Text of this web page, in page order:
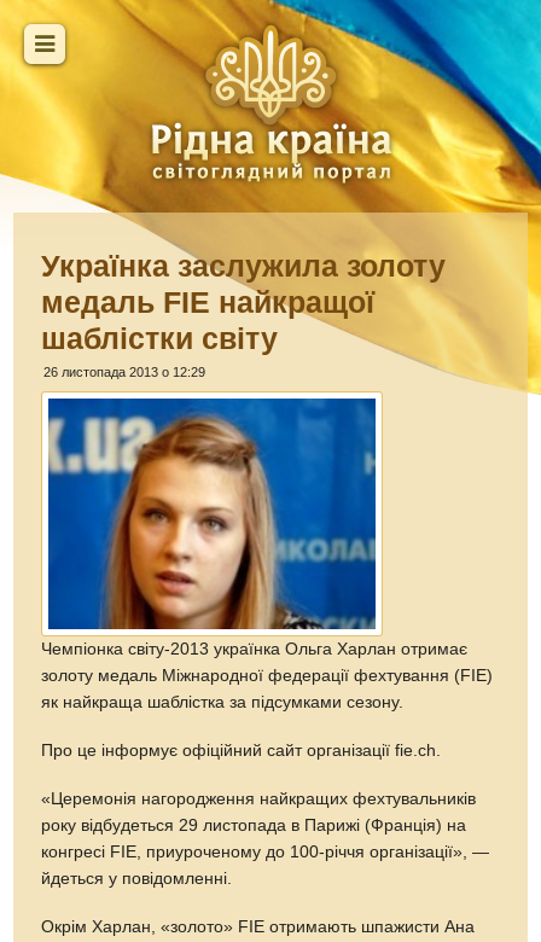
Українка заслужила золоту
медаль FIE найкращої
шаблістки світу
26 листопада 2013 о 12:29
Чемпіонка світу-2013 українка Ольга Харлан отримає
золоту медаль Міжнародної федерації фехтування (FIE)
як найкраща шаблістка за підсумками сезону.
Про це інформує офіційний сайт організації fie.ch.
«Церемонія нагородження найкращих фехтувальників
року відбудеться 29 листопада в Парижі (Франція) на
конгресі FIE, приуроченому до 100-річчя організації», —
йдеться у повідомленні.
Окрім Харлан, «золото» FIE отримають шпажисти Ана